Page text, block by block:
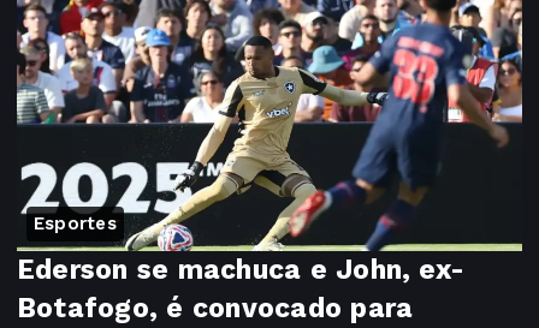
Esportes
Ederson se machuca e John, ex-
Botafogo, é convocado para